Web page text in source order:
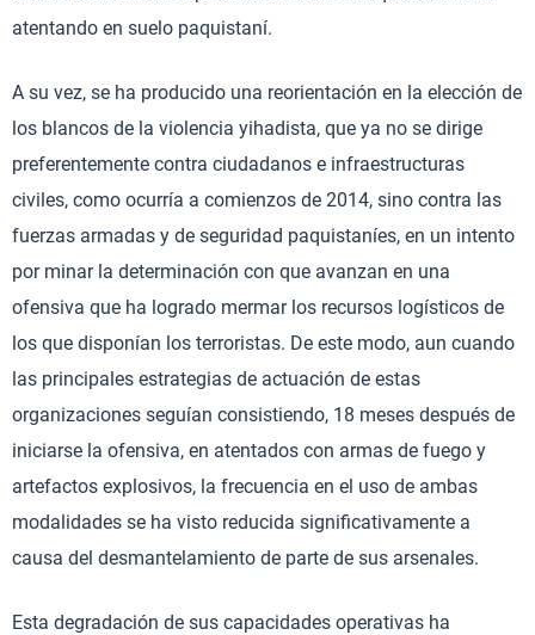
atentando en suelo paquistaní.
A su vez, se ha producido una reorientación en la elección de
los blancos de la violencia yihadista, que ya no se dirige
preferentemente contra ciudadanos e infraestructuras
civiles, como ocurría a comienzos de 2014, sino contra las
fuerzas armadas y de seguridad paquistaníes, en un intento
por minar la determinación con que avanzan en una
ofensiva que ha logrado mermar los recursos logísticos de
los que disponían los terroristas. De este modo, aun cuando
las principales estrategias de actuación de estas
organizaciones seguían consistiendo, 18 meses después de
iniciarse la ofensiva, en atentados con armas de fuego y
artefactos explosivos, la frecuencia en el uso de ambas
modalidades se ha visto reducida significativamente a
causa del desmantelamiento de parte de sus arsenales.
Esta degradación de sus capacidades operativas ha